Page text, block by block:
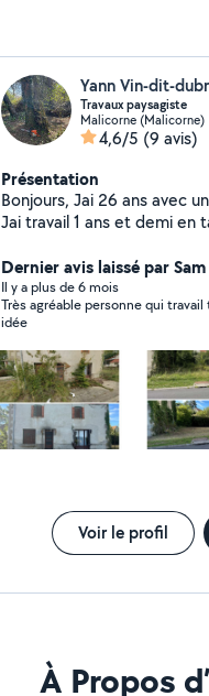
Yann Vin-dit-
Travaux paysagiste
Malicorne (Malicorne)
4,6/5 (9 avis)
Présentation
Bonjours, Jai 26 ans avec un cap dhorticulture validé.
Jai travail 1 ans et demi en
peut aussi effectuer
bâtiment. Pour tout
Dernier avis laissé par
Il y a plus de 6 mois
Très agréable personne qui travail très bien qui donne de bonne
idée
Voir le profil
À Propos